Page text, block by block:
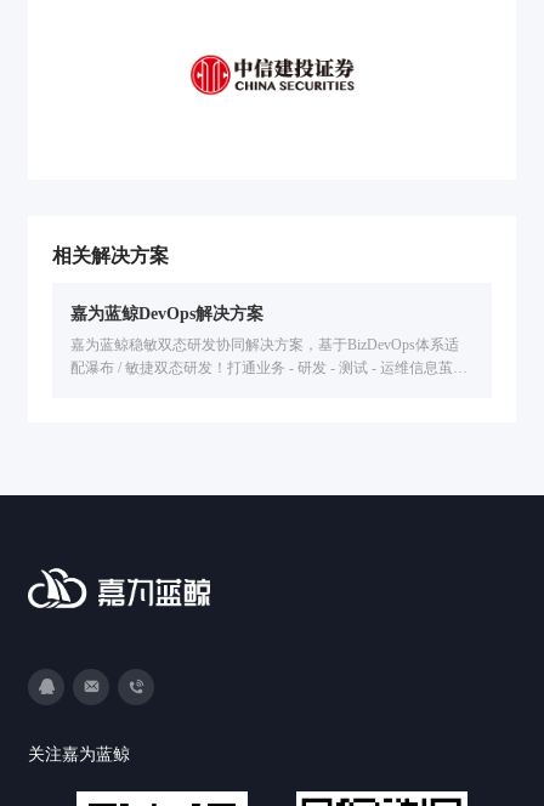
相关解决方案
嘉为蓝鲸DevOps解决方案
嘉为蓝鲸稳敏双态研发协同解决方案，基于BizDevOps体系适
配瀑布 / 敏捷双态研发！打通业务 - 研发 - 测试 - 运维信息茧
关注嘉为蓝鲸